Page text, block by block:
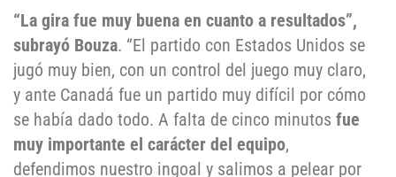
“La gira fue muy buena en cuanto a resultados”,
subrayó Bouza. “El partido con Estados Unidos se
jugó muy bien, con un control del juego muy claro,
y ante Canadá fue un partido muy difícil por cómo
se había dado todo. A falta de cinco minutos fue
muy importante el carácter del equipo,
defendimos nuestro ingoal y salimos a pelear por